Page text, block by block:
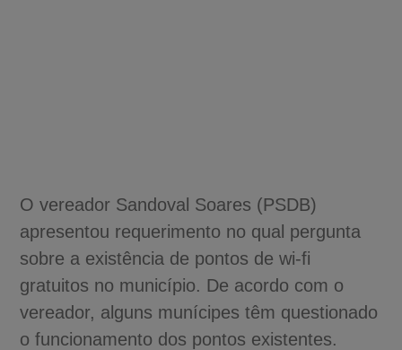
O vereador Sandoval Soares (PSDB)
apresentou requerimento no qual pergunta
sobre a existência de pontos de wi-fi
gratuitos no município. De acordo com o
vereador, alguns munícipes têm questionado
o funcionamento dos pontos existentes.